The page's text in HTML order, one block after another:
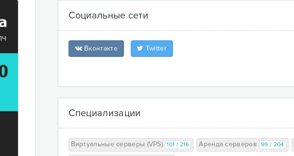
Социальные сети
Вконтакте Twitter
Специализации
Виртуальные серверы (VPS) 101 / 216 Аренда серверов 99 / 204